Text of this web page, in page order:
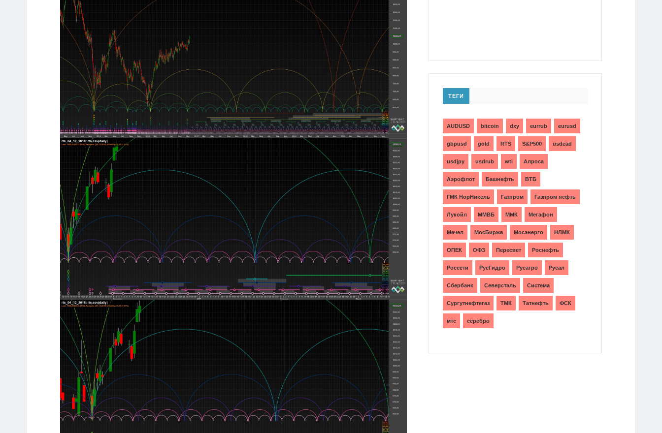
ТЕГИ
AUDUSD bitcoin dxy eurrub eurusd
gbpusd gold RTS S&P500 usdcad
usdjpy usdrub wti Алроса
Аэрофлот Башнефть ВТБ
ГМК НорНикель Газпром Газпром нефть
Лукойл ММВБ ММК Мегафон
Мечел МосБиржа Мосэнерго НЛМК
ОПЕК ОФЗ Пересвет Роснефть
Россети РусГидро Русагро Русал
Сбербанк Северсталь Система
Сургутнефтегаз ТМК Татнефть ФСК
мтс серебро